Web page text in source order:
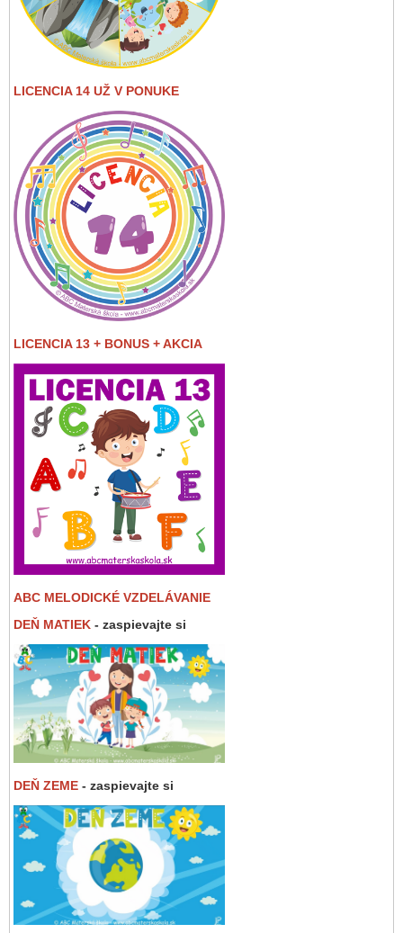
LICENCIA 14 UŽ V PONUKE
LICENCIA 13 + BONUS + AKCIA
ABC MELODICKÉ VZDELÁVANIE
DEŇ MATIEK - zaspievajte si
DEŇ ZEME - zaspievajte si